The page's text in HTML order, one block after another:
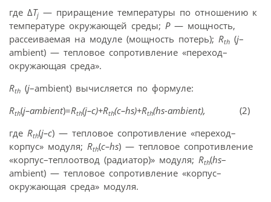
где ΔTj — приращение температуры по отношению к
температуре окружающей среды; P— мощность,
рассеиваемая на модуле (мощность потерь); Rth (j–
ambient) — тепловое сопротивление «переход–
окружающая среда».
Rth (j–ambient) вычисляется по формуле:
Rth(j–ambient)=Rth(j–c)+Rth(c–hs)+Rth(hs-ambient), (2)
где Rth(j–c) — тепловое сопротивление «переход–
корпус» модуля; Rth(c–hs) — тепловое сопротивление
«корпус–теплоотвод (радиатор)» модуля; Rth(hs–
ambient) — тепловое сопротивление «корпус–
окружающая среда» модуля.